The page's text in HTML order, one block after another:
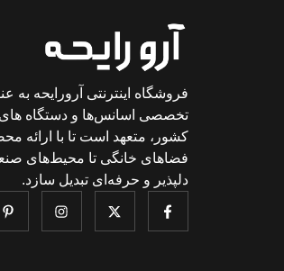
فروشگاه اینترنتی آرورایحه به
تخصصی اسانس‌ها و دستگاه های
کشور، متعهد است تا با ارائه
فضاهای خانگی تا محیط‌های
دلپذیر و حرفه‌ای تبدیل سازد.